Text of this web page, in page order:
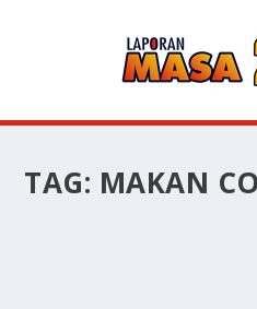
TAG: MAKAN